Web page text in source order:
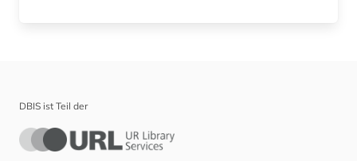
DBIS ist Teil der